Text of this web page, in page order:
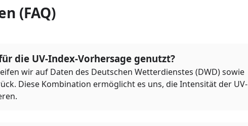
(FAQ)
die UV-Index-Vorhersage genutzt?
wir auf Daten des Deutschen Wetterdienstes (DWD) sowie
Diese Kombination ermöglicht es uns, die Intensität der UV-